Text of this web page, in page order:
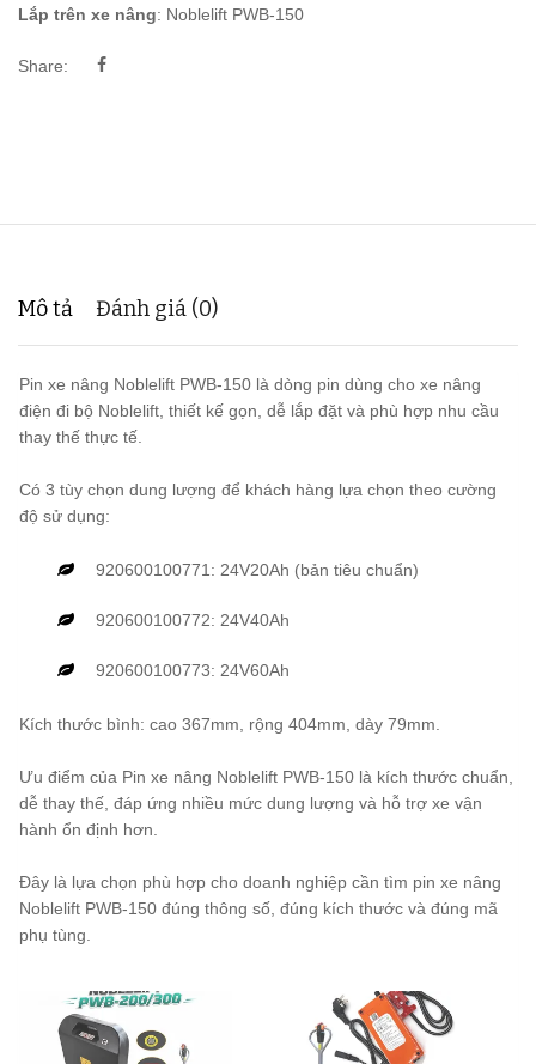
Lắp trên xe nâng: Noblelift PWB-150
Share:
Mô tả Đánh giá (0)
Pin xe nâng Noblelift PWB-150 là dòng pin dùng cho xe nâng
điện đi bộ Noblelift, thiết kế gọn, dễ lắp đặt và phù hợp nhu cầu
thay thế thực tế.
Có 3 tùy chọn dung lượng để khách hàng lựa chọn theo cường
độ sử dụng:
920600100771: 24V20Ah (bản tiêu chuẩn)
920600100772: 24V40Ah
920600100773: 24V60Ah
Kích thước bình: cao 367mm, rộng 404mm, dày 79mm.
Ưu điểm của Pin xe nâng Noblelift PWB-150 là kích thước chuẩn,
dễ thay thế, đáp ứng nhiều mức dung lượng và hỗ trợ xe vận
hành ổn định hơn.
Đây là lựa chọn phù hợp cho doanh nghiệp cần tìm pin xe nâng
Noblelift PWB-150 đúng thông số, đúng kích thước và đúng mã
phụ tùng.